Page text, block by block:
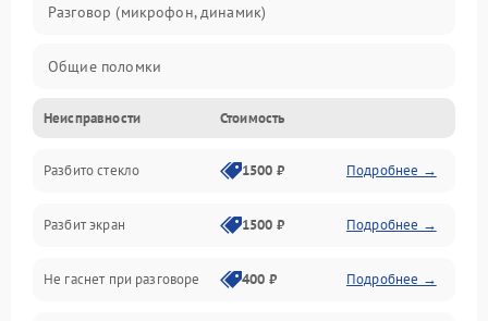
Разговор (микрофон, динамик)
Общие поломки
Проблемы связи
Камеры
Проблемы с дисплеем и сенсором
Зарядка
Неисправности Стоимость
Разбито стекло 1500 ₽ Подробнее →
Разбит экран 1500 ₽ Подробнее →
Не гаснет при разговоре 400 ₽ Подробнее →